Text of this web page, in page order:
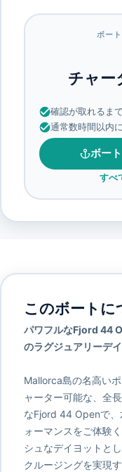
ボー
チャー
確認が取れるま
通常数時間以内
ボー
すべ
このボートに
パワフルなFjord 44
のラグジュアリーデ
Mallorca島の名高い
ャーター可能な、全
なFjord 44 Openで、
ォーマンスをご体験
シュなデイヨットと
クルージングを実現